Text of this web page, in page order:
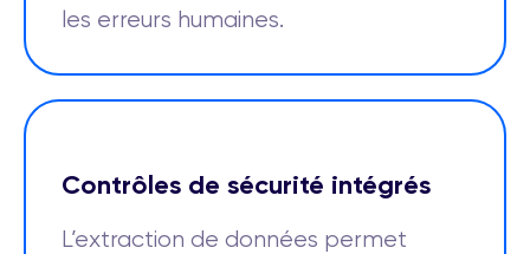
les erreurs humaines.
Contrôles de sécurité intégrés
L’extraction de données permet